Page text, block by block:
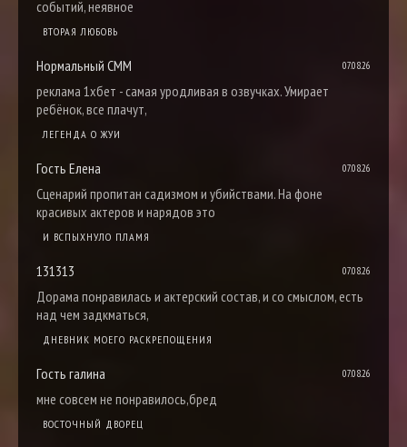
событий, неявное
ВТОРАЯ ЛЮБОВЬ
Нормальный СММ 07.08.26
реклама 1хбет - самая уродливая в озвучках. Умирает
ребёнок, все плачут,
ЛЕГЕНДА О ЖУИ
Гость Елена 07.08.26
Сценарий пропитан садизмом и убийствами. На фоне
красивых актеров и нарядов это
И ВСПЫХНУЛО ПЛАМЯ
131313 07.08.26
Дорама понравилась и актерский состав, и со смыслом, есть
над чем задкматься,
ДНЕВНИК МОЕГО РАСКРЕПОЩЕНИЯ
Гость галина 07.08.26
мне совсем не понравилось,бред
ВОСТОЧНЫЙ ДВОРЕЦ